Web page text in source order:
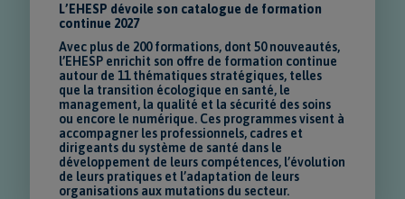
L’EHESP dévoile son catalogue de formation
continue 2027
Avec plus de 200 formations, dont 50 nouveautés,
l’EHESP enrichit son offre de formation continue
autour de 11 thématiques stratégiques, telles
que la transition écologique en santé, le
management, la qualité et la sécurité des soins
ou encore le numérique. Ces programmes visent à
accompagner les professionnels, cadres et
dirigeants du système de santé dans le
développement de leurs compétences, l’évolution
de leurs pratiques et l’adaptation de leurs
organisations aux mutations du secteur.